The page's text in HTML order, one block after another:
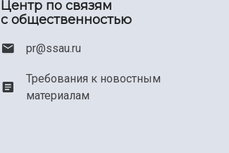
Центр по связям
с общественностью
pr@ssau.ru
Требования к новостным
материалам